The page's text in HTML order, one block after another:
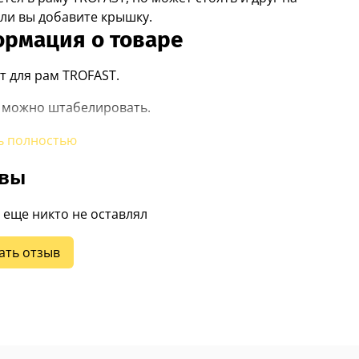
вы добавите крышку.
о товаре
для рам TROFAST.
штабелировать.
Studio Copenhagen
информация
дополнен крышкой TROFAST.
только для использования в помещениях.
полностью
никто не оставлял
отзыв